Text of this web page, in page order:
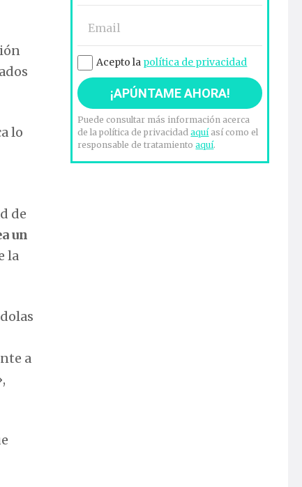
lo
de
un
la
a
Acepto la política de privacidad
Puede consultar más información acerca
de la política de privacidadaquíasí como el
responsable de tratamientoaquí.